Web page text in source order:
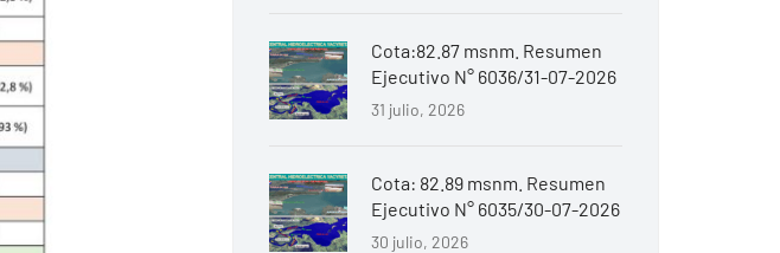
Cota:82.87 msnm. Resumen
Ejecutivo N° 6036/31-07-2026
31 julio, 2026
Cota: 82.89 msnm. Resumen
Ejecutivo N° 6035/30-07-2026
30 julio, 2026